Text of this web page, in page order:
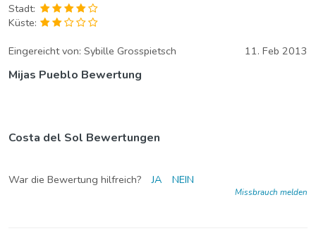
Stadt:
Küste:
Eingereicht von: Sybille Grosspietsch 11. Feb 2013
Mijas Pueblo Bewertung
Costa del Sol Bewertungen
War die Bewertung hilfreich? JA NEIN
Missbrauch melden